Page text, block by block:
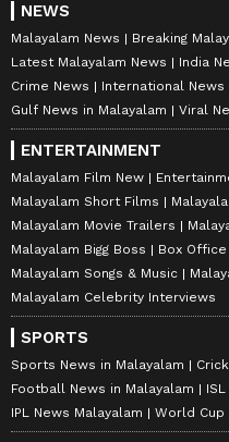
NEWS
Malayalam News
Breaking
Latest Malayalam News
India
Crime News
International News
Gulf News in Malayalam
Viral
ENTERTAINMENT
Malayalam Film New
Malayalam Short Films
Malayalam Movie Trailers
Malayalam Bigg Boss
Box
Malayalam Songs & Music
Malayalam Celebrity Interviews
SPORTS
Sports News in Malayalam
Football News in Malayalam
IPL News Malayalam
World Cup